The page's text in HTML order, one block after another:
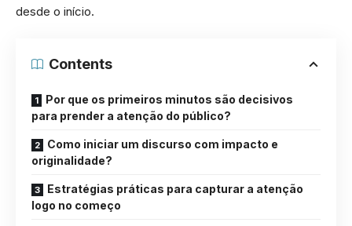
desde o início.
Contents
Por que os primeiros minutos são decisivos
para prender a atenção do público?
Como iniciar um discurso com impacto e
originalidade?
Estratégias práticas para capturar a atenção
logo no começo